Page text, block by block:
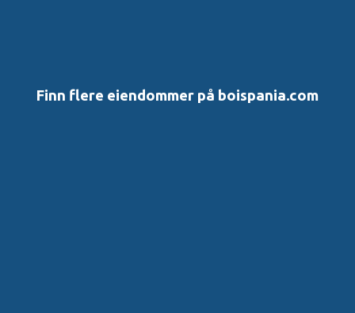
Finn flere eiendommer på boispania.com